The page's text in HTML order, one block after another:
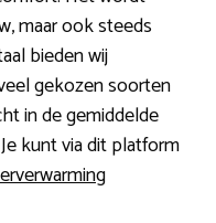
maar ook steeds
bieden wij
gekozen soorten
in de gemiddelde
kunt via dit platform